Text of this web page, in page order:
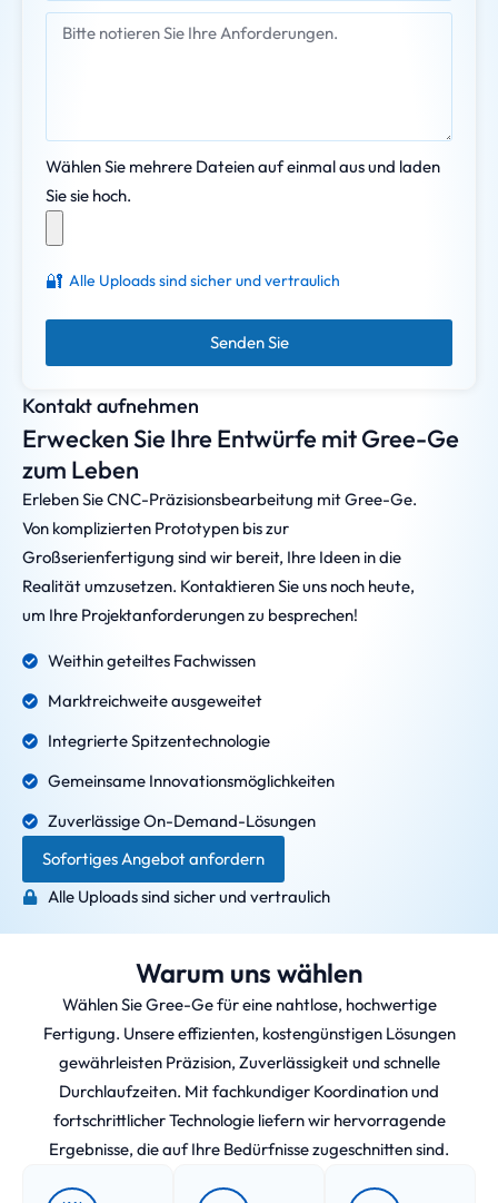
Kontakt aufnehmen
Erwecken Sie Ihre Entwürfe mit Gree-Ge
zum Leben
Erleben Sie CNC-Präzisionsbearbeitung mit Gree-Ge.
Von komplizierten Prototypen bis zur
Großserienfertigung sind wir bereit, Ihre Ideen in die
Realität umzusetzen. Kontaktieren Sie uns noch heute,
um Ihre Projektanforderungen zu besprechen!
Weithin geteiltes Fachwissen
Marktreichweite ausgeweitet
Integrierte Spitzentechnologie
Gemeinsame Innovationsmöglichkeiten
Zuverlässige On-Demand-Lösungen
Sofortiges Angebot anfordern
Alle Uploads sind sicher und vertraulich
Wählen Sie mehrere Dateien auf einmal aus und laden
Sie sie hoch.
🔐 Alle Uploads sind sicher und vertraulich
Senden Sie
Warum uns wählen
Wählen Sie Gree-Ge für eine nahtlose, hochwertige
Fertigung. Unsere effizienten, kostengünstigen Lösungen
gewährleisten Präzision, Zuverlässigkeit und schnelle
Durchlaufzeiten. Mit fachkundiger Koordination und
fortschrittlicher Technologie liefern wir hervorragende
Ergebnisse, die auf Ihre Bedürfnisse zugeschnitten sind.